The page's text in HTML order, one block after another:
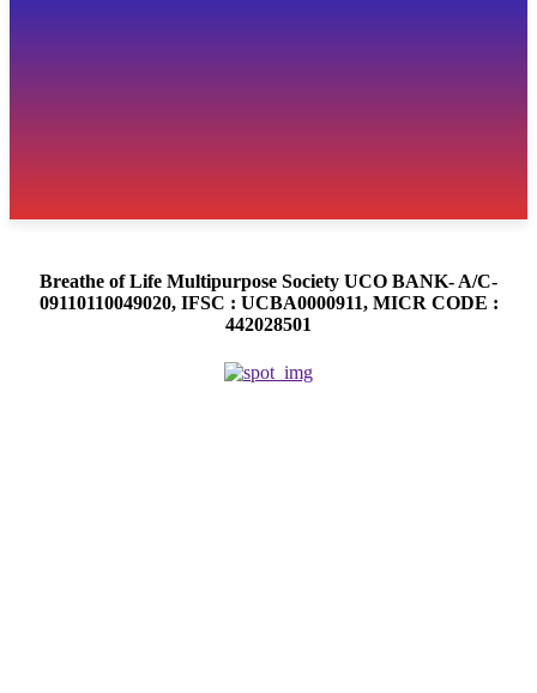
Breathe of Life Multipurpose Society UCO BANK- A/C-
09110110049020, IFSC : UCBA0000911, MICR CODE :
442028501